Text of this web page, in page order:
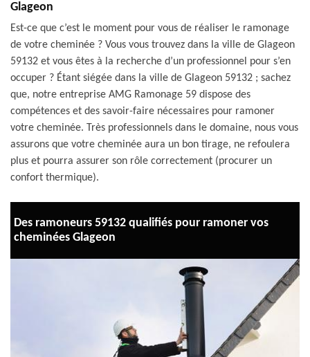
Glageon
Est-ce que c’est le moment pour vous de réaliser le ramonage
de votre cheminée ? Vous vous trouvez dans la ville de Glageon
59132 et vous êtes à la recherche d’un professionnel pour s’en
occuper ? Étant siégée dans la ville de Glageon 59132 ; sachez
que, notre entreprise AMG Ramonage 59 dispose des
compétences et des savoir-faire nécessaires pour ramoner
votre cheminée. Très professionnels dans le domaine, nous vous
assurons que votre cheminée aura un bon tirage, ne refoulera
plus et pourra assurer son rôle correctement (procurer un
confort thermique).
Des ramoneurs 59132 qualifiés pour ramoner vos
cheminées Glageon